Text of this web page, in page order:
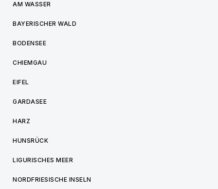
AM WASSER
BAYERISCHER WALD
BODENSEE
CHIEMGAU
EIFEL
GARDASEE
HARZ
HUNSRÜCK
LIGURISCHES MEER
NORDFRIESISCHE INSELN